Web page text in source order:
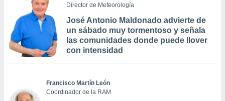
Director de Meteorología
José Antonio Maldonado advierte de
un sábado muy tormentoso y señala
las comunidades donde puede llover
con intensidad
Francisco Martín León
Coordinador de la RAM